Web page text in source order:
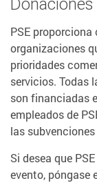
PSE
organizaciones
prioridades
servicios. Todas
son financiadas
empleados de
las
Si desea que
evento, póngase